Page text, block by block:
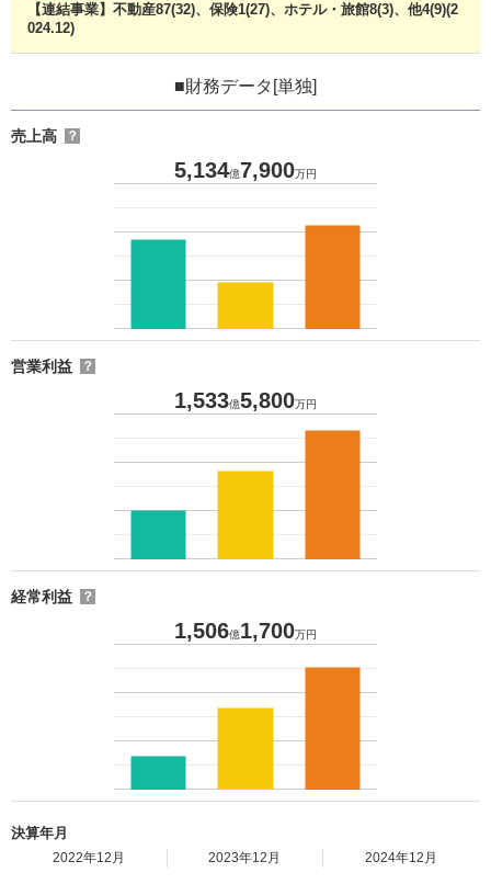
【連結事業】不動産87(32)、保険1(27)、ホテル・旅館8(3)、他4(9)(2
024.12)
■財務データ[単独]
売上高 ？
5,134億7,900万円
営業利益 ？
1,533億5,800万円
経常利益 ？
1,506億1,700万円
決算年月
2022年12月 2023年12月 2024年12月